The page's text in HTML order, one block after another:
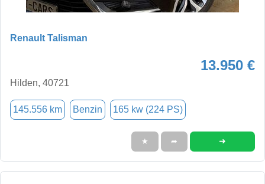
Renault Talisman
13.950 €
Hilden, 40721
145.556 km Benzin 165 kw (224 PS)
★ ➦ ➜